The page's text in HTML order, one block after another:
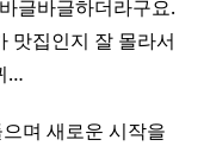
글바글하더라구요.
맛집인지 잘 몰라서
…
며 새로운 시작을